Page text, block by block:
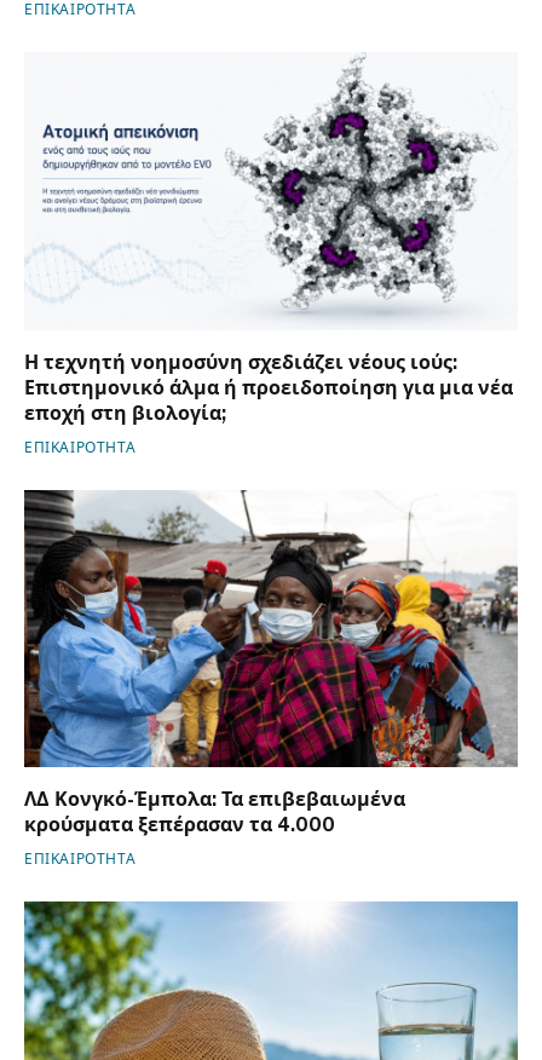
ΕΠΙΚΑΙΡΟΤΗΤΑ
Η τεχνητή νοημοσύνη σχεδιάζει νέους ιούς:
Επιστημονικό άλμα ή προειδοποίηση για μια νέα
εποχή στη βιολογία;
ΕΠΙΚΑΙΡΟΤΗΤΑ
ΛΔ Κονγκό-Έμπολα: Τα επιβεβαιωμένα
κρούσματα ξεπέρασαν τα 4.000
ΕΠΙΚΑΙΡΟΤΗΤΑ